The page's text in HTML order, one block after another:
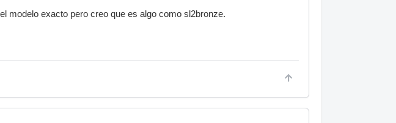
modelo exacto pero creo que es algo como sl2bronze.